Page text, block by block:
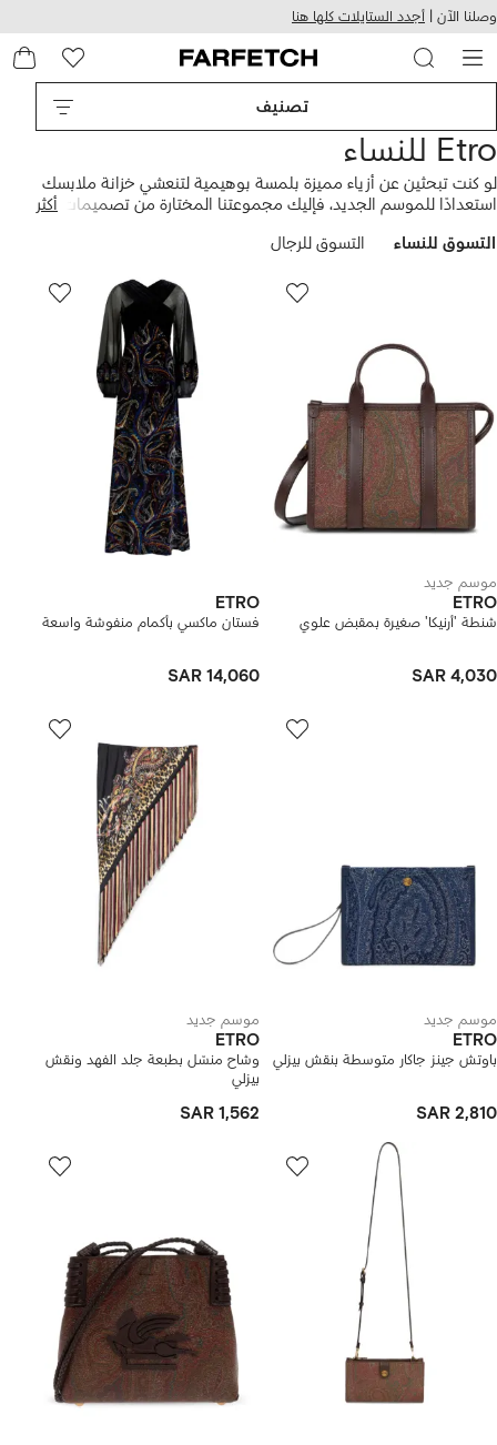
التخطي
للمحتوى
الرئيسي
وصلنا الآن | أجدد الستايلات كلها هنا
تصنيف
Etro للنساء
لو كنت تبحثين عن أزياء مميزة بلمسة بوهيمية لتنعشي خزانة ملابسك
استعدادًا للموسم الجديد، فإليك مجموعتنا المختارة من تصميمات
كما تقدم موديلات برسومات بيزلي و
مريحة ومطرزة بالزهور لتتألقي بإطلالة تخطف
أكثر
التسوق للنساء
التسوق للرجال
موسم جديد
ETRO
شنطة 'أرنيكا' صغيرة بمقبض علوي
SAR 4,030
ETRO
فستان ماكسي بأكمام منفوشة واسعة
SAR 14,060
موسم جديد
ETRO
باوتش جينز جاكار متوسطة بنقش بيزلي
SAR 2,810
موسم جديد
ETRO
وشاح منسّل بطبعة جلد الفهد ونقش
بيزلي
SAR 1,562